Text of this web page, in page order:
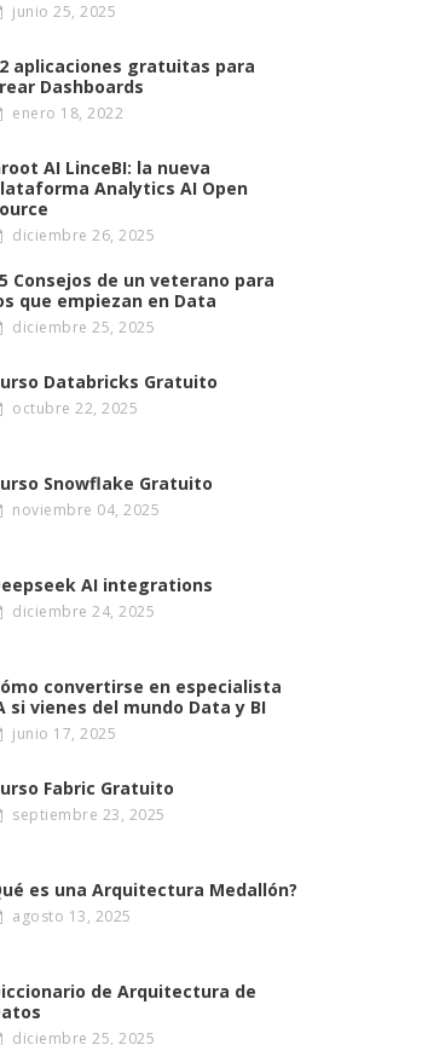
junio 25, 2025
aplicaciones gratuitas para
Dashboards
enero 18, 2022
AI LinceBI: la nueva
Analytics AI Open
diciembre 26, 2025
Consejos de un veterano para
que empiezan en Data
diciembre 25, 2025
Databricks Gratuito
octubre 22, 2025
Snowflake Gratuito
noviembre 04, 2025
AI integrations
diciembre 24, 2025
convertirse en especialista
si vienes del mundo Data y BI
junio 17, 2025
Fabric Gratuito
septiembre 23, 2025
es una Arquitectura Medallón?
agosto 13, 2025
de Arquitectura de
diciembre 25, 2025